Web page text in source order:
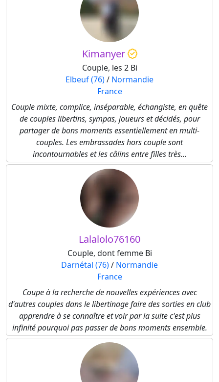
Kimanyer
Couple, les 2 Bi
Elbeuf (76)/ Normandie
France
Couple mixte, complice, inséparable, échangiste, en quête
de couples libertins, sympas, joueurs et décidés, pour
partager de bons moments essentiellement en multi-
couples. Les embrassades hors couple sont
incontournables et les câlins entre filles très...
Lalalolo76160
Couple, dont femme Bi
Darnétal (76)/ Normandie
France
Coupe à la recherche de nouvelles expériences avec
d'autres couples dans le libertinage faire des sorties en club
apprendre à se connaître et voir par la suite c'est plus
infinité pourquoi pas passer de bons moments ensemble.